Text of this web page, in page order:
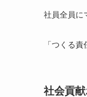
社員全員に
「つくる
社会貢